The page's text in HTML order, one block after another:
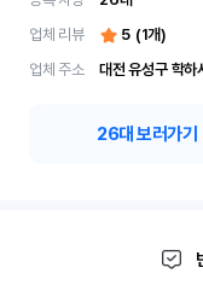
업체 리뷰
5 (1개)
업체 주소
26대 보러가기